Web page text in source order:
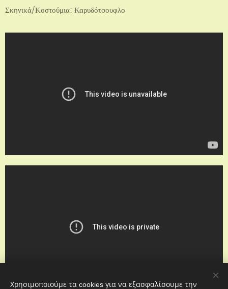
Σκηνικά/Κοστούμια: Καρυδότσουφλο
Χρησιμοποιούμε τα cookies για να εξασφαλίσουμε την